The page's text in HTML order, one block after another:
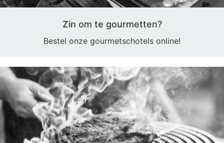
Zin om te gourmetten?
Bestel onze gourmetschotels online!